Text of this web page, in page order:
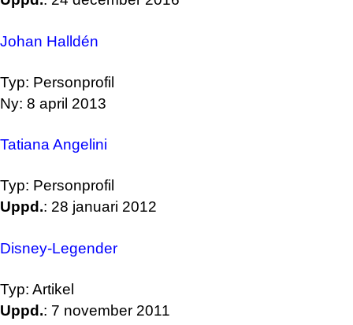
Johan Halldén
Typ: Personprofil
Ny: 8 april 2013
Tatiana Angelini
Typ: Personprofil
Uppd.: 28 januari 2012
Disney-Legender
Typ: Artikel
Uppd.: 7 november 2011